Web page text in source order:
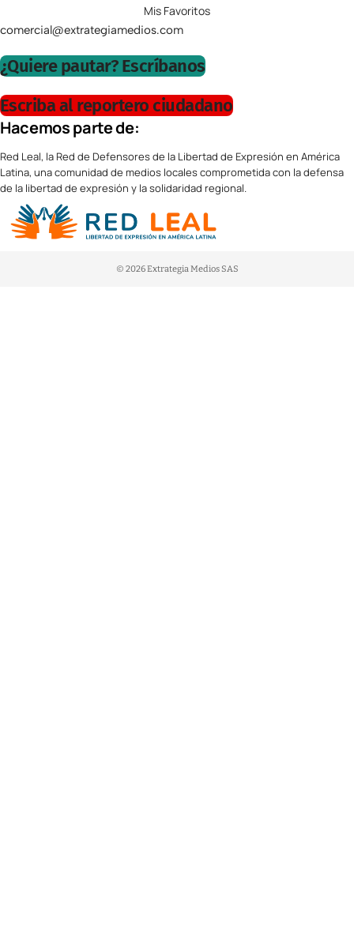
Mis Favoritos
comercial@extrategiamedios.com
¿Quiere pautar? Escríbanos
Escriba al reportero ciudadano
Hacemos parte de:
Red Leal, la Red de Defensores de la Libertad de Expresión en América
Latina, una comunidad de medios locales comprometida con la defensa
de la libertad de expresión y la solidaridad regional.
© 2026 Extrategia Medios SAS